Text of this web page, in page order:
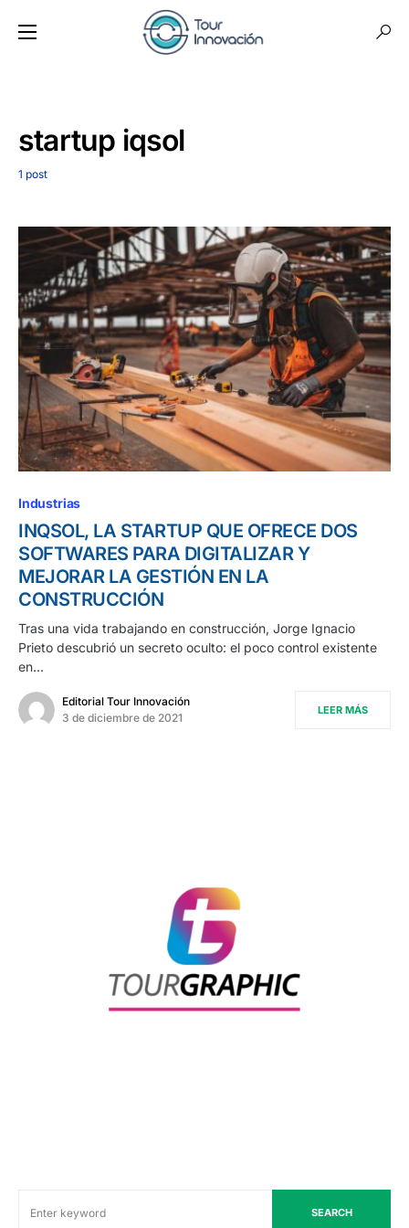
startup iqsol
1 post
Industrias
INQSOL, LA STARTUP QUE OFRECE DOS
SOFTWARES PARA DIGITALIZAR Y
MEJORAR LA GESTIÓN EN LA
CONSTRUCCIÓN
Tras una vida trabajando en construcción, Jorge Ignacio
Prieto descubrió un secreto oculto: el poco control existente
en…
Editorial Tour Innovación
3 de diciembre de 2021
LEER MÁS
SEARCH